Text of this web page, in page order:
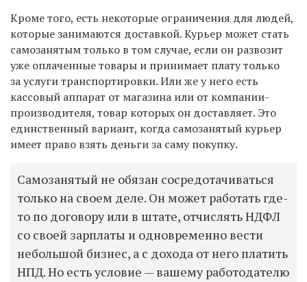
Кроме того, есть некоторые ограничения для людей,
которые занимаются доставкой. Курьер может стать
самозанятым только в том случае, если он развозит
уже оплаченные товары и принимает плату только
за услуги транспортировки. Или же у него есть
кассовый аппарат от магазина или от компании-
производителя, товар которых он доставляет. Это
единственный вариант, когда самозанятый курьер
имеет право взять деньги за саму покупку.
Самозанятый не обязан сосредотачиваться
только на своем деле. Он может работать где-
то по договору или в штате, отчислять НДФЛ
со своей зарплаты и одновременно вести
небольшой бизнес, а с дохода от него платить
НПД. Но есть условие — вашему работодателю